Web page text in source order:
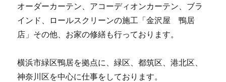
オーダーカーテン、アコーディオンカーテン、ブラ
インド、ロールスクリーンの施工「金沢屋 鴨居
店」その他、お家の修繕も行っております。
横浜市緑区鴨居を拠点に、緑区、都筑区、港北区、
神奈川区を中心に仕事をしております。